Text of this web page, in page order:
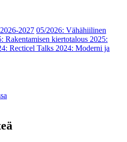
2027 05/2026: Vähähiilinen
Rakentamisen kiertotalous 2025:
Recticel Talks 2024: Moderni ja